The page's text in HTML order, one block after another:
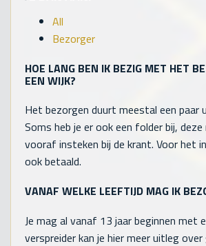
All
Bezorger
HOE LANG BEN IK BEZIG MET HET
EEN WIJK?
Het bezorgen duurt meestal een paar
Soms heb je er ook een folder bij,
vooraf insteken bij de krant. Voor het
ook betaald.
VANAF WELKE LEEFTIJD MAG IK
Je mag al vanaf 13 jaar beginnen met
verspreider kan je hier meer uitleg over